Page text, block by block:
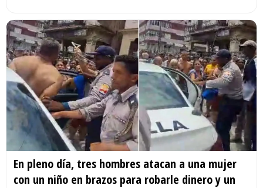
En pleno día, tres hombres atacan a una mujer
con un niño en brazos para robarle dinero y un